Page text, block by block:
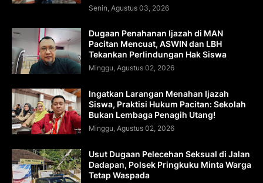
Senin, Agustus 03, 2026
Dugaan Penahanan Ijazah di MAN
Pacitan Mencuat, ASWIN dan LBH
Tekankan Perlindungan Hak Siswa
Minggu, Agustus 02, 2026
Ingatkan Larangan Menahan Ijazah
Siswa, Praktisi Hukum Pacitan: Sekolah
Bukan Lembaga Penagih Utang!
Minggu, Agustus 02, 2026
Usut Dugaan Pelecehan Seksual di Jalan
Dadapan, Polsek Pringkuku Minta Warga
Tetap Waspada